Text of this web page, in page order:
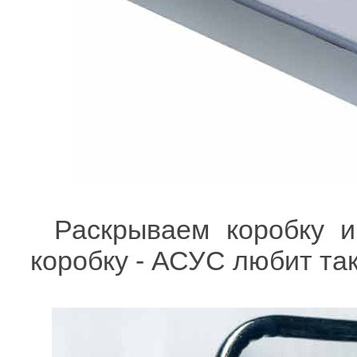
Раскрываем коробку
коробку - АСУС любит